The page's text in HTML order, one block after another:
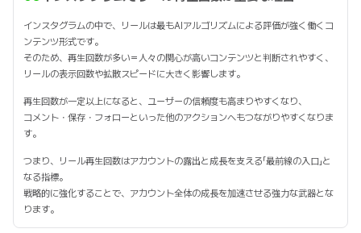
インスタグラムの中で、リールは最もAIアルゴリズムによる評価が強く働くコ
ンテンツ形式です。
そのため、再生回数が多い＝人々の関心が高いコンテンツと判断されやすく、
リールの表示回数や拡散スピードに大きく影響します。
再生回数が一定以上になると、ユーザーの信頼度も高まりやすくなり、
コメント・保存・フォローといった他のアクションへもつながりやすくなりま
す。
つまり、リール再生回数はアカウントの露出と成長を支える「最前線の入口」と
なる指標。
戦略的に強化することで、アカウント全体の成長を加速させる強力な武器とな
ります。